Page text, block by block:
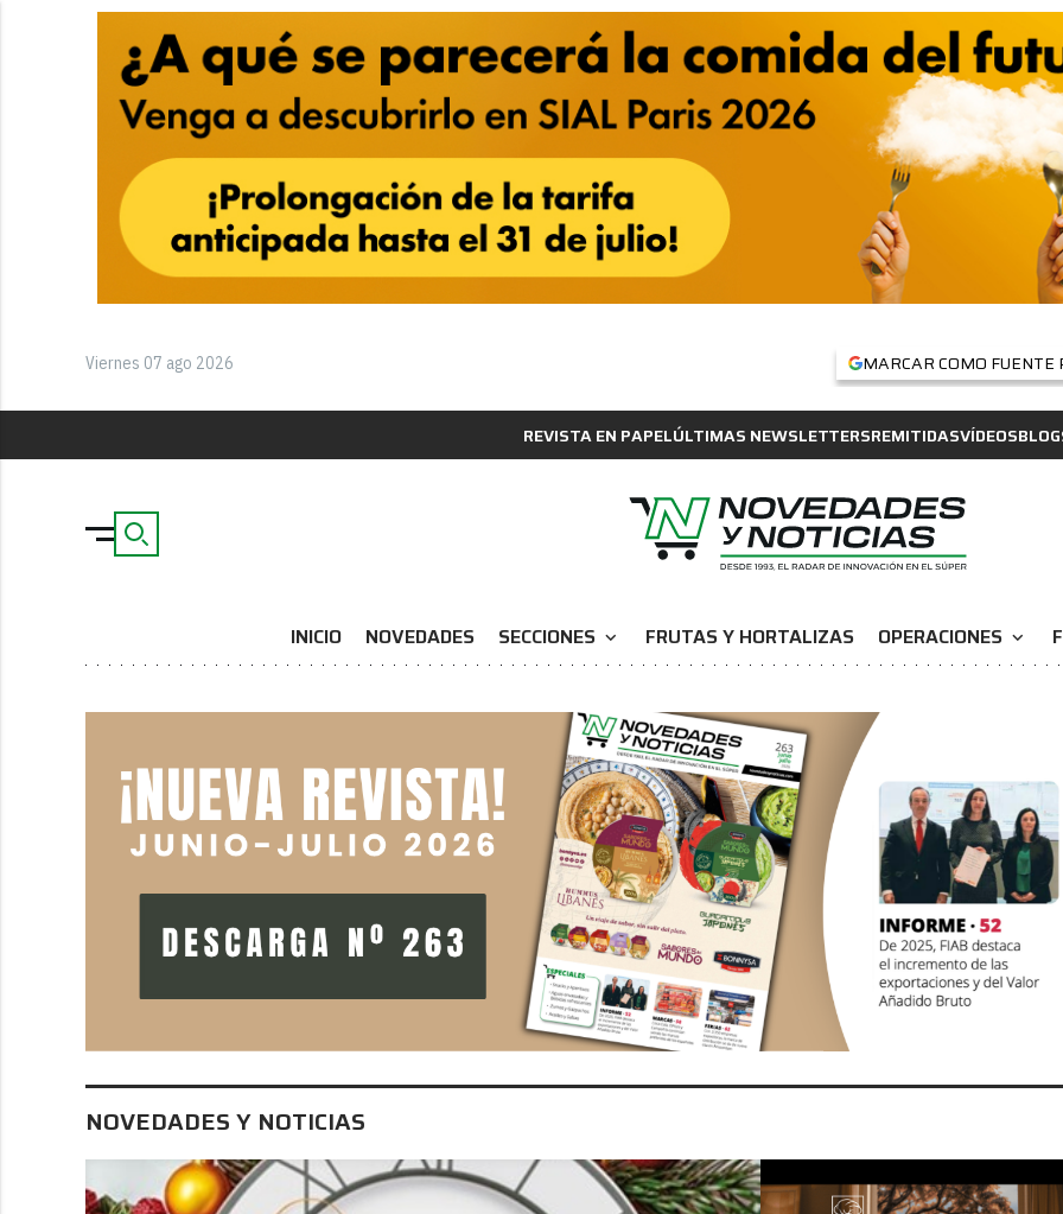
Viernes 07 ago 2026 MARCAR COMO FUENTE
REVISTA EN PAPELÚLTIMAS NEWSLETTERSREMITIDASVÍDEOS
INICIO NOVEDADES SECCIONES expand_more FRUTAS Y HORTALIZAS OPERACIONES expand_more
NOVEDADES Y NOTICIAS